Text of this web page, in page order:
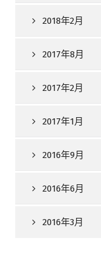
2018年2月
2017年8月
2017年2月
2017年1月
2016年9月
2016年6月
2016年3月